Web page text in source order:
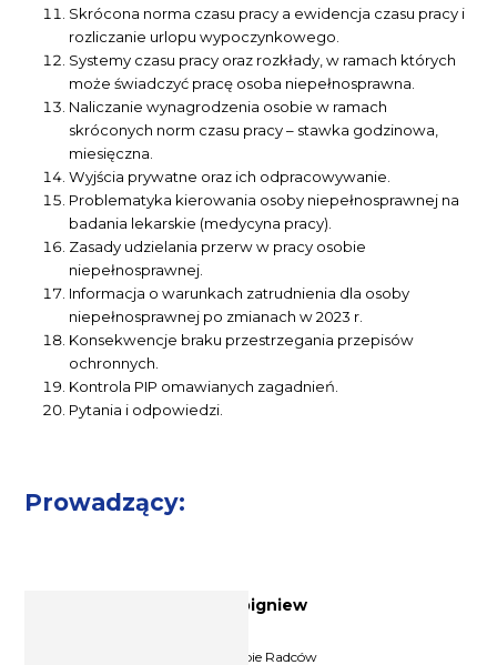
Skrócona norma czasu pracy a ewidencja czasu pracy i
rozliczanie urlopu wypoczynkowego.
Systemy czasu pracy oraz rozkłady, w ramach których
może świadczyć pracę osoba niepełnosprawna.
Naliczanie wynagrodzenia osobie w ramach
skróconych norm czasu pracy – stawka godzinowa,
miesięczna.
Wyjścia prywatne oraz ich odpracowywanie.
Problematyka kierowania osoby niepełnosprawnej na
badania lekarskie (medycyna pracy).
Zasady udzielania przerw w pracy osobie
niepełnosprawnej.
Informacja o warunkach zatrudnienia dla osoby
niepełnosprawnej po zmianach w 2023 r.
Konsekwencje braku przestrzegania przepisów
ochronnych.
Kontrola PIP omawianych zagadnień.
Pytania i odpowiedzi.
Prowadzący:
Ekspert ds. prawa pracy Zbigniew
Radca Prawny przy Okręgowej Izbie Radców